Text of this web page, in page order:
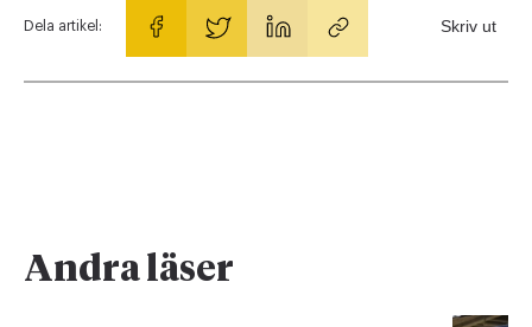
Dela artikel: Skriv ut
Andra läser